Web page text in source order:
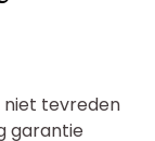
niet tevreden
garantie